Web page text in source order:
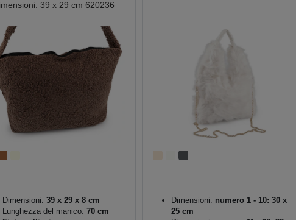
39 x 29 cm 620236
Dimensioni: 39 x 29 x 8 cm
Lunghezza del manico: 70 cm
Dimensioni: numero 1 - 10: 30 x
25 cm